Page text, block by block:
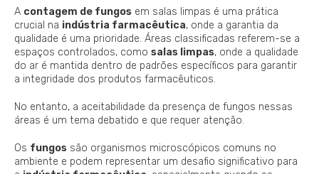
A contagem de fungos em salas limpas é uma prática
crucial na indústria farmacêutica, onde a garantia da
qualidade é uma prioridade. Áreas classificadas referem-se a
espaços controlados, como salas limpas, onde a qualidade
do ar é mantida dentro de padrões específicos para garantir
a integridade dos produtos farmacêuticos.
No entanto, a aceitabilidade da presença de fungos nessas
áreas é um tema debatido e que requer atenção.
Os fungos são organismos microscópicos comuns no
ambiente e podem representar um desafio significativo para